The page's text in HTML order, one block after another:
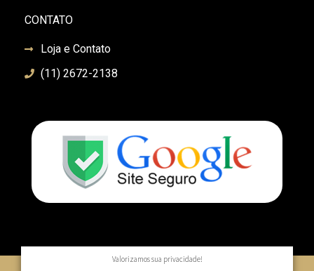
CONTATO
Loja e Contato
(11) 2672-2138
Valorizamos sua privacidade!